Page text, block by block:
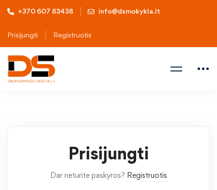
+370 607 83438 info@dsmokykla.lt
Prisijungti Registruotis
Prisijungti
Dar neturite paskyros? Registruotis